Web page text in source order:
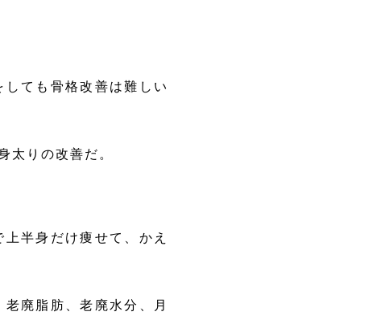
ても骨格改善は難しい
りの改善だ。
半身だけ痩せて、かえ
廃脂肪、老廃水分、月